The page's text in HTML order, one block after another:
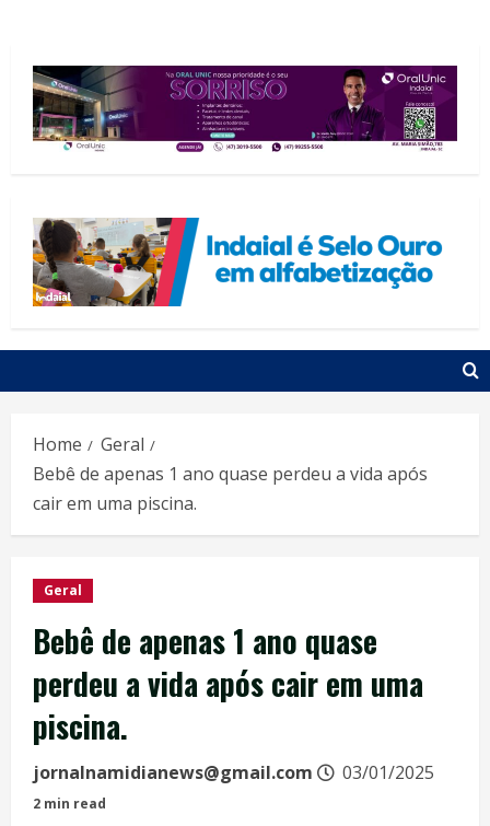
Home
Geral
Bebê de apenas 1 ano quase perdeu a vida após
cair em uma piscina.
Geral
Bebê de apenas 1 ano quase
perdeu a vida após cair em uma
piscina.
jornalnamidianews@gmail.com 03/01/2025
2 min read